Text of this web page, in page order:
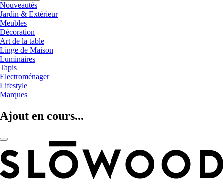
Nouveautés
Jardin & Extérieur
Meubles
Décoration
Art de la table
Linge de Maison
Luminaires
Tapis
Electroménager
Lifestyle
Marques
Ajout en cours...